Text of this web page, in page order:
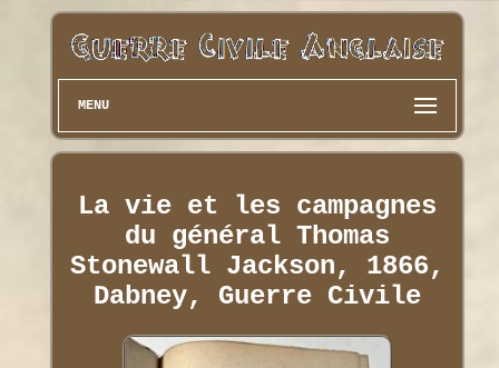
MENU
La vie et les campagnes
du général Thomas
Stonewall Jackson, 1866,
Dabney, Guerre Civile